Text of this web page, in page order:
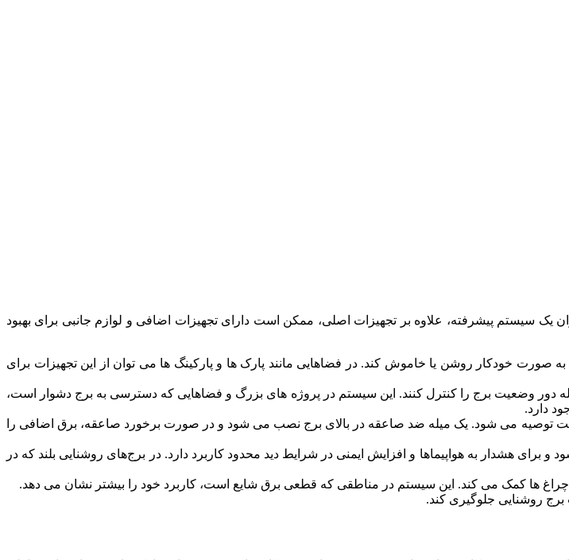
یک سیستم پیشرفته، علاوه بر تجهیزات اصلی، ممکن است دارای تجهیزات اضافی و لوازم جانبی برای بهبود
به ‌صورت خودکار روشن یا خاموش کند. در فضاهایی مانند پارک ها و پارکینگ ها می توان از این تجهیزات برای
دور وضعیت برج را کنترل کنند. این سیستم در پروژه های بزرگ و فضاهایی که دسترسی به برج دشوار است،
دارد.
توصیه می شود. یک میله ضد صاعقه در بالای برج نصب می ‌شود و در صورت برخورد صاعقه، برق اضافی را
برای هشدار به هواپیماها و افزایش ایمنی در شرایط دید محدود کاربرد دارد. در برج‌های روشنایی بلند که در